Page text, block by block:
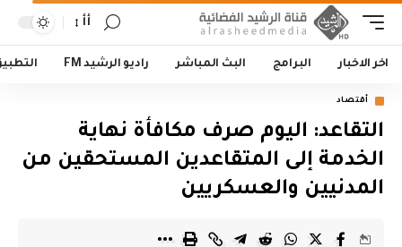
أأ
اخر الاخبار البرامج البث المباشر راديو الرشيد FM
أقتصاد
التقاعد: اليوم صرف مكافأة نهاية
الخدمة إلى المتقاعدين المستحقين من
المدنيين والعسكريين